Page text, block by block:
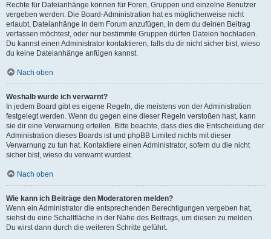
Rechte für Dateianhänge können für Foren, Gruppen und einzelne Benutzer
vergeben werden. Die Board-Administration hat es möglicherweise nicht
erlaubt, Dateianhänge in dem Forum anzufügen, in dem du deinen Beitrag
verfassen möchtest, oder nur bestimmte Gruppen dürfen Dateien hochladen.
Du kannst einen Administrator kontaktieren, falls du dir nicht sicher bist, wieso
du keine Dateianhänge anfügen kannst.
Nach oben
Weshalb wurde ich verwarnt?
In jedem Board gibt es eigene Regeln, die meistens von der Administration
festgelegt werden. Wenn du gegen eine dieser Regeln verstoßen hast, kann
sie dir eine Verwarnung erteilen. Bitte beachte, dass dies die Entscheidung der
Administration dieses Boards ist und phpBB Limited nichts mit dieser
Verwarnung zu tun hat. Kontaktiere einen Administrator, sofern du die nicht
sicher bist, wieso du verwarnt wurdest.
Nach oben
Wie kann ich Beiträge den Moderatoren melden?
Wenn ein Administrator die entsprechenden Berechtigungen vergeben hat,
siehst du eine Schaltfläche in der Nähe des Beitrags, um diesen zu melden.
Du wirst dann durch die weiteren Schritte geführt.